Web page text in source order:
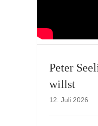
Peter
willst
12. Juli 2026